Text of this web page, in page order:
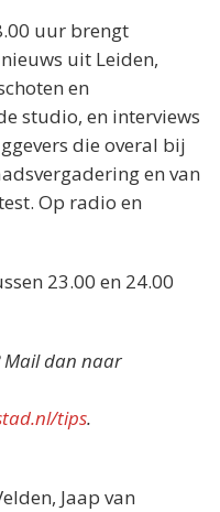
uur brengt
uit Leiden,
en
studio, en interviews
die overal bij
en van
Op radio en
23.00 en 24.00
Mail dan naar
tips.
Jaap van